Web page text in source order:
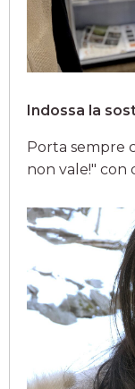
Indossa la
Porta sempre
non vale!" con